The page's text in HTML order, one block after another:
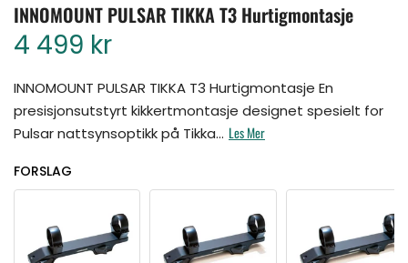
INNOMOUNT PULSAR TIKKA T3 Hurtigmontasje
4 499 kr
INNOMOUNT PULSAR TIKKA T3 Hurtigmontasje En
presisjonsutstyrt kikkertmontasje designet spesielt for
Pulsar nattsynsoptikk på Tikka... Les Mer
FORSLAG